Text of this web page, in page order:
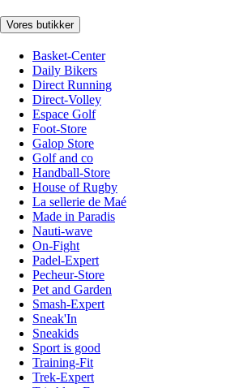
Vores butikker
Basket-Center
Daily Bikers
Direct Running
Direct-Volley
Espace Golf
Foot-Store
Galop Store
Golf and co
Handball-Store
House of Rugby
La sellerie de Maé
Made in Paradis
Nauti-wave
On-Fight
Padel-Expert
Pecheur-Store
Pet and Garden
Smash-Expert
Sneak'In
Sneakids
Sport is good
Training-Fit
Trek-Expert